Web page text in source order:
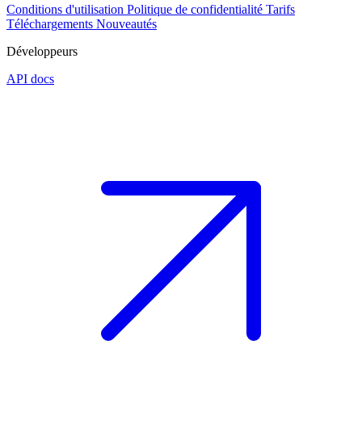
Conditions d'utilisation Politique de confidentialité Tarifs
Téléchargements Nouveautés
Développeurs
API docs